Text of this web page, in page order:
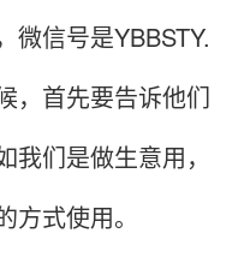
微信号是YBBSTY.
，首先要告诉他们
们是做生意用，
式使用。